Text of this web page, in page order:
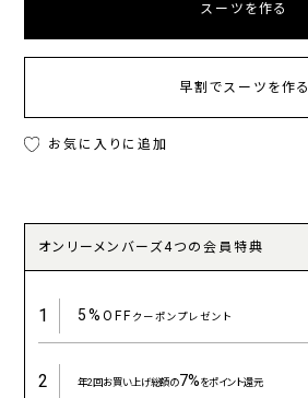
スーツを作る
早割でスーツを作る
お気に入りに追加
オンリーメンバーズ4つの会員特典
1 5%OFFクーポンプレゼント
2 年2回お買い上げ総額の7%をポイント還元